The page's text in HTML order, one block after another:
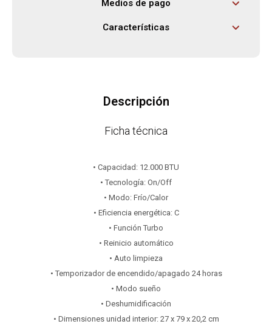
Medios de pago
Características
Descripción
Ficha técnica
• Capacidad: 12.000 BTU
• Tecnología: On/Off
• Modo: Frío/Calor
• Eficiencia energética: C
• Función Turbo
• Reinicio automático
• Auto limpieza
• Temporizador de encendido/apagado 24 horas
• Modo sueño
• Deshumidificación
• Dimensiones unidad interior: 27 x 79 x 20,2 cm